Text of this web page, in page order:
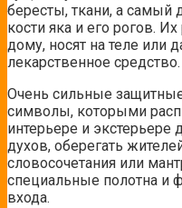
бересты, ткани, а самый
кости яка и его рогов.
дому, носят на теле или
лекарственное средство.
Очень сильные
символы, которыми
интерьере и
духов, оберегать
словосочетания или
специальные полотна и
входа.